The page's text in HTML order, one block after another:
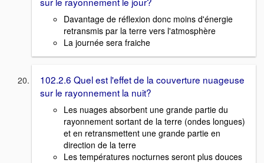
Davantage de réflexion donc moins d'énergie
retransmis par la terre vers l'atmosphère
La journée sera fraiche
102.2.6 Quel est l'effet de la couverture nuageuse
sur le rayonnement la nuit?
Les nuages absorbent une grande partie du
rayonnement sortant de la terre (ondes longues)
et en retransmettent une grande partie en
direction de la terre
Les températures nocturnes seront plus douces